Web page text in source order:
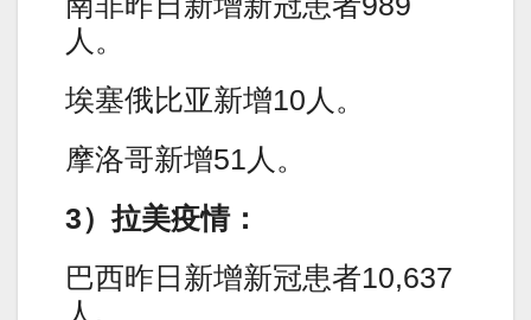
人。
埃塞俄比亚新增10人。
摩洛哥新增51人。
3）拉美疫情：
巴西昨日新增新冠患者10,637
人.